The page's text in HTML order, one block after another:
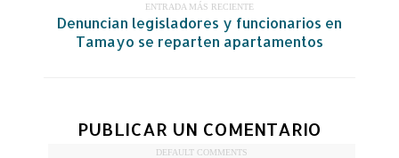
ENTRADA MÁS RECIENTE
Denuncian legisladores y funcionarios en
Tamayo se reparten apartamentos
PUBLICAR UN COMENTARIO
DEFAULT COMMENTS